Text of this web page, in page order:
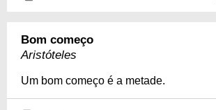
Bom começo
Aristóteles
Um bom começo é a metade.